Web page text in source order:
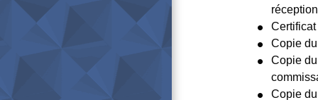
Copie
Copie
Copie